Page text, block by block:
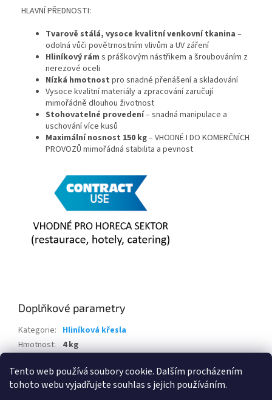
Tento web používá soubory cookie. Dalším procházením
tohoto webu vyjadřujete souhlas s jejich používáním.
HLAVNÍ PŘEDNOSTI:
Tvarově stálá, vysoce kvalitní venkovní tkanina –
odolná vůči povětrnostním vlivům a UV záření
Hliníkový rám s práškovým nástřikem a šroubováním z
nerezové oceli
Nízká hmotnost pro snadné přenášení a skladování
Vysoce kvalitní materiály a zpracování zaručují
mimořádně dlouhou životnost
Stohovatelné provedení– snadná manipulace a
uschování více kusů
Maximální nosnost 150 kg– VHODNÉ I DO KOMERČNÍCH
PROVOZŮ mimořádná stabilita a pevnost
Doplňkové parametry
Kategorie: Hliníková křesla
Hmotnost: 4 kg